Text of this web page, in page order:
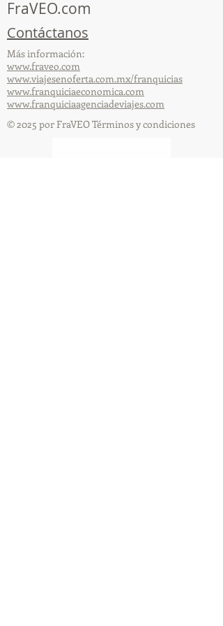
FraVEO.com
Contáctanos
Más información:
www.fraveo.com
www.viajesenoferta.com.mx/franquicias
www.franquiciaeconomica.com
www.franquiciaagenciadeviajes.com
© 2025 por FraVEO Términos y condiciones